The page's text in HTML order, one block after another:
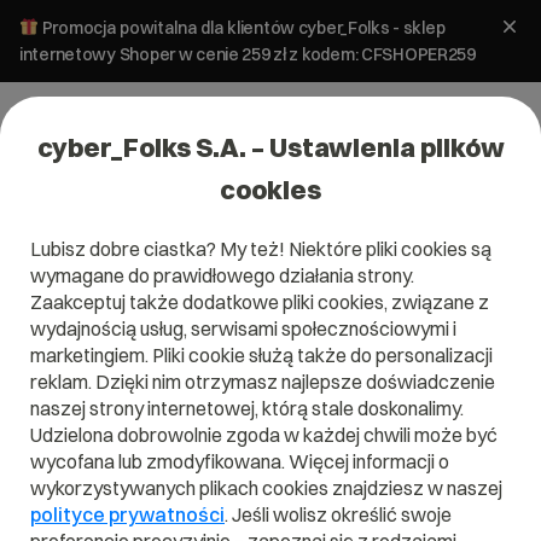
Promocja powitalna dla klientów cyber_Folks - sklep
internetowy Shoper w cenie 259 zł z kodem: CFSHOPER259
Czym jest Zero Trust?
Przeczytaj czym jestZero Trustw naszym słowniku.
Pomoże Ci to lepiej zrozumieć, czym dokładnie jestZero
cyber_Folks S.A. – Ustawienia plików
cookies
Lubisz dobre ciastka? My też! Niektóre pliki cookies są
wymagane do prawidłowego działania strony.
Zaakceptuj także dodatkowe pliki cookies, związane z
wydajnością usług, serwisami społecznościowymi i
marketingiem. Pliki cookie służą także do personalizacji
reklam. Dzięki nim otrzymasz najlepsze doświadczenie
naszej strony internetowej, którą stale doskonalimy.
Udzielona dobrowolnie zgoda w każdej chwili może być
wycofana lub zmodyfikowana. Więcej informacji o
wykorzystywanych plikach cookies znajdziesz w naszej
polityce prywatności. Jeśli wolisz określić swoje